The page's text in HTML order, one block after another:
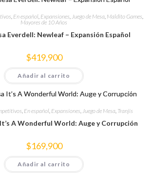
, En español, Expansiones,Juego de Mesa, Maldito Games,
Mayores de 10 Años
Everdell: Newleaf – Expansión Español
$419,900
Añadir al carrito
En español, Expansiones Juego de Mesa Tranjis
A Wonderful World: Auge y Corrupción
$169,900
Añadir al carrito